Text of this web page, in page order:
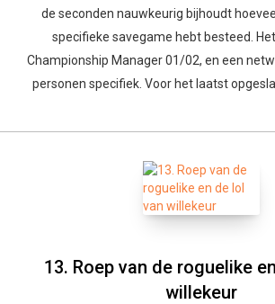
de seconden nauwkeurig bijhoudt
specifieke savegame hebt besteed.
Championship Manager 01/02, en een
personen specifiek. Voor het laatst
13. Roep van de roguelike
willekeur